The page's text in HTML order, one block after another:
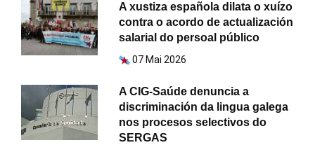
A xustiza española dilata o xuízo
contra o acordo de actualización
salarial do persoal público
07 Mai 2026
A CIG-Saúde denuncia a
discriminación da lingua galega
nos procesos selectivos do
SERGAS